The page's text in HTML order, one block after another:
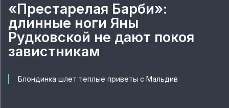
«Престарелая Барби»:
длинные ноги Яны
Рудковской не дают покоя
завистникам
Блондинка шлет теплые приветы с Мальдив